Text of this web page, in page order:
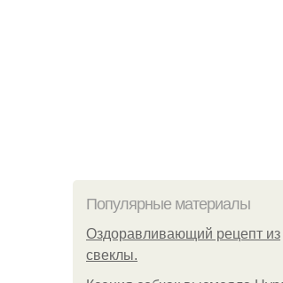
Популярные материалы
Оздоравливающий рецепт из
свеклы.